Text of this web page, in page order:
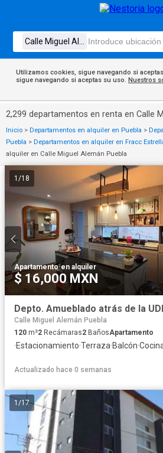
Utilizamos cookies, sigue navegando si
sigue navegando si aceptas su uso. Nuestros
2,299 departamentos en renta en Calle
Inicio > Departamentos en alquiler en Puebla >
Puebla > Departamentos en alquiler en Fracc
alquiler en Calle Miguel Alemán Puebla
1 /18
Apartamento·en alquiler
$ 16,000 MXN
Calle Miguel Alemán Puebla
120 m²2 Recámaras2 BañosApartamento
·Estacionamiento·Terraza·Balcón·
Actualizado hace 0 semanas
1 /17